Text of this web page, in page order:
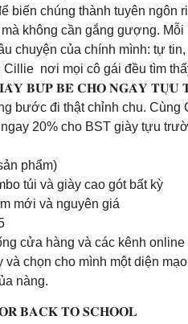
biến chúng thành tuyên ngôn
không cần gắng gượng.
chuyện của chính mình: tự
nơi mọi cô gái đều tìm
𝐁𝐔́𝐏 𝐁𝐄̂ 𝐂𝐇𝐎 𝐍𝐆𝐀̀𝐘 𝐓𝐔̛̣𝐔
bước đi thật chỉnh chu. Cùng
20% cho BST giày tựu
phẩm)
túi và giày cao gót bất kỳ
mới và nguyên giá
cửa hàng và các kênh
và chọn cho mình một diện
nàng.
𝐁𝐀𝐂𝐊 𝐓𝐎 𝐒𝐂𝐇𝐎𝐎𝐋